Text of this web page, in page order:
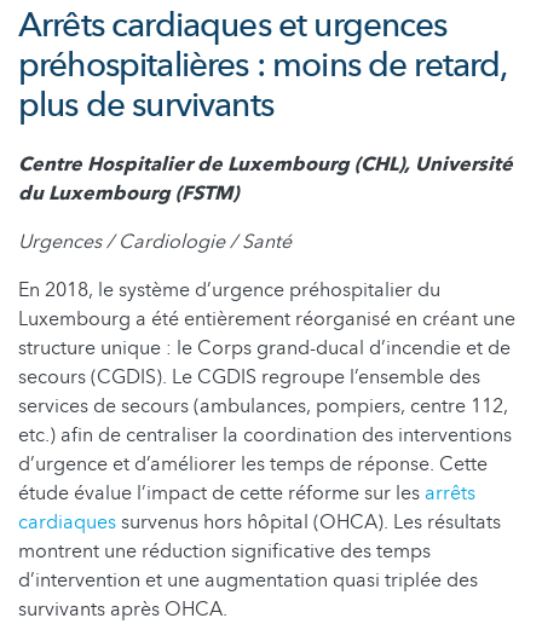
Arrêts cardiaques et urgences
préhospitalières : moins de retard,
plus de survivants
Centre Hospitalier de Luxembourg (CHL), Université
du Luxembourg (FSTM)
Urgences / Cardiologie / Santé
En 2018, le système d’urgence préhospitalier du
Luxembourg a été entièrement réorganisé en créant une
structure unique : le Corps grand-ducal d’incendie et de
secours (CGDIS). Le CGDIS regroupe l’ensemble des
services de secours (ambulances, pompiers, centre 112,
etc.) afin de centraliser la coordination des interventions
d’urgence et d’améliorer les temps de réponse. Cette
étude évalue l’impact de cette réforme sur les arrêts
cardiaquessurvenus hors hôpital (OHCA). Les résultats
montrent une réduction significative des temps
d’intervention et une augmentation quasi triplée des
survivants après OHCA.